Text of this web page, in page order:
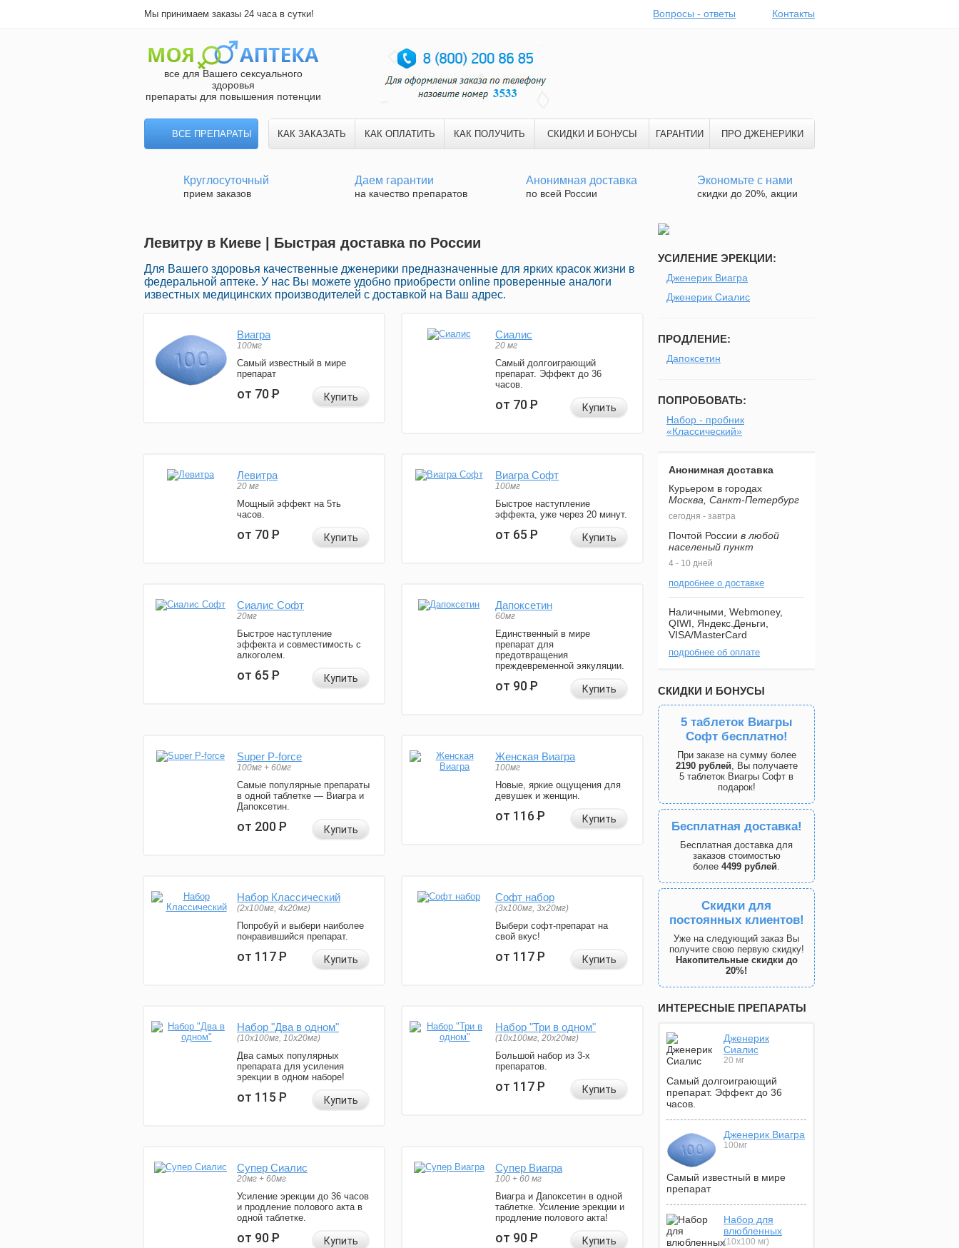
Мы принимаем заказы 24 часа в сутки! Вопросы - ответы Контакты
все для Вашего сексуального
здоровья
препараты для повышения потенции
ВСЕ ПРЕПАРАТЫ КАК ЗАКАЗАТЬ КАК ОПЛАТИТЬ КАК ПОЛУЧИТЬ СКИДКИ И БОНУСЫ ГАРАНТИИ ПРО ДЖЕНЕРИКИ
Круглосуточный
прием заказов
Даем гарантии
на качество препаратов
Анонимная доставка
по всей России
Экономьте с нами
скидки до 20%, акции
Левитру в Киеве | Быстрая доставка по России
Для Вашего здоровья качественные дженерики предназначенные для ярких красок жизни в
федеральной аптеке. У нас Вы можете удобно приобрести online проверенные аналоги
известных медицинских производителей с доставкой на Ваш адрес.
Виагра
100мг
Самый известный в мире
препарат
от 70Р Купить
Сиалис
20 мг
Самый долгоиграющий
препарат. Эффект до 36
часов.
от 70Р Купить
Левитра
20 мг
Мощный эффект на 5ть
часов.
от 70Р Купить
Виагра Софт
100мг
Быстрое наступление
эффекта, уже через 20 минут.
от 65Р Купить
Сиалис Софт
20мг
Быстрое наступление
эффекта и совместимость с
алкоголем.
от 65Р Купить
Дапоксетин
60мг
Единственный в мире
препарат для
предотвращения
преждевременной эякуляции.
от 90Р Купить
Super P-force
100мг + 60мг
Самые популярные препараты
в одной таблетке — Виагра и
Дапоксетин.
от 200Р Купить
Женская Виагра
100мг
Новые, яркие ощущения для
девушек и женщин.
от 116Р Купить
Набор Классический
(2x100мг, 4x20мг)
Попробуй и выбери наиболее
понравившийся препарат.
от 117Р Купить
Софт набор
(3x100мг, 3x20мг)
Выбери софт-препарат на
свой вкус!
от 117Р Купить
Набор "Два в одном"
(10x100мг, 10x20мг)
Два самых популярных
препарата для усиления
эрекции в одном наборе!
от 115Р Купить
Набор "Три в одном"
(10x100мг, 20x20мг)
Большой набор из 3-х
препаратов.
от 117Р Купить
Супер Сиалис
20мг + 60мг
Усиление эрекции до 36 часов
и продление полового акта в
одной таблетке.
от 90Р Купить
Супер Виагра
100 + 60 мг
Виагра и Дапоксетин в одной
таблетке. Усиление эрекции и
продление полового акта!
от 90Р Купить
УСИЛЕНИЕ ЭРЕКЦИИ:
Дженерик Виагра
Дженерик Сиалис
ПРОДЛЕНИЕ:
Дапоксетин
ПОПРОБОВАТЬ:
Набор - пробник
«Классический»
Анонимная доставка
Курьером в городах
Москва, Санкт-Петербург
сегодня - завтра
Почтой России в любой
населеный пункт
4 - 10 дней
подробнее о доставке
Наличными, Webmoney,
QIWI, Яндекс.Деньги,
VISA/MasterCard
подробнее об оплате
СКИДКИ И БОНУСЫ
5 таблеток Виагры
Софт бесплатно!
При заказе на сумму более
2190 рублей, Вы получаете
5 таблеток Виагры Софт в
подарок!
Бесплатная доставка!
Бесплатная доставка для
заказов стоимостью
более 4499 рублей.
Скидки для
постоянных клиентов!
Уже на следующий заказ Вы
получите свою первую скидку!
Накопительные скидки до
20%!
ИНТЕРЕСНЫЕ ПРЕПАРАТЫ
Дженерик
Сиалис
20 мг
Самый долгоиграющий
препарат. Эффект до 36
часов.
Дженерик Виагра
100мг
Самый известный в мире
препарат
Набор для
влюбленных
(10х100 мг)